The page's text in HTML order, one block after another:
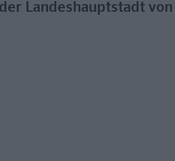
Landeshauptstadt